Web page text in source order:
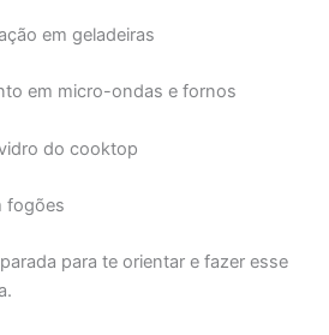
em geladeiras
em micro-ondas e fornos
do cooktop
fogões
para te orientar e fazer esse